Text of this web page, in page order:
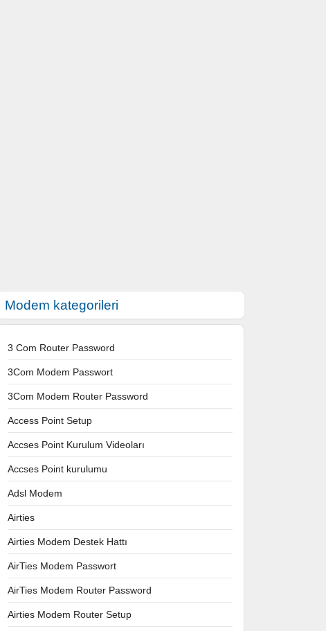
Modem kategorileri
3 Com Router Password
3Com Modem Passwort
3Com Modem Router Password
Access Point Setup
Accses Point Kurulum Videoları
Accses Point kurulumu
Adsl Modem
Airties
Airties Modem Destek Hattı
AirTies Modem Passwort
AirTies Modem Router Password
Airties Modem Router Setup